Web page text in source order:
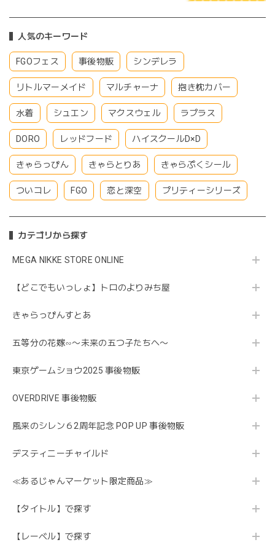
人気のキーワード
FGOフェス 事後物販 シンデレラ
リトルマーメイド マルチャーナ 抱き枕カバー
水着 シュエン マクスウェル ラプラス
DORO レッドフード ハイスクールD×D
きゃらっぴん きゃらとりあ きゃらぷくシール
ついコレ FGO 恋と深空 プリティーシリーズ
カテゴリから探す
MEGA NIKKE STORE ONLINE
【どこでもいっしょ】トロのよりみち屋
きゃらっぴんすとあ
五等分の花嫁∽〜未来の五つ子たちへ〜
東京ゲームショウ2025 事後物販
OVERDRIVE 事後物販
風来のシレン６2周年記念 POP UP 事後物販
デスティニーチャイルド
≪あるじゃんマーケット限定商品≫
【タイトル】で探す
【レーベル】で探す